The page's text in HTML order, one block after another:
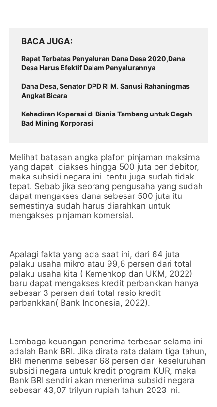
BACA JUGA
Rapat Terbatas Penyaluran Dana Desa 2020,Dana
Desa Harus Efektif Dalam Penyalurannya
Dana Desa, Senator DPD RI M. Sanusi Rahaningmas
Angkat Bicara
Kehadiran Koperasi di Bisnis Tambang untuk Cegah
Bad Mining Korporasi
Melihat batasan angka plafon pinjaman maksimal
yang dapat diakses hingga 500 juta per debitor,
maka subsidi negara ini tentu juga sudah tidak
tepat. Sebab jika seorang pengusaha yang sudah
dapat mengakses dana sebesar 500 juta itu
semestinya sudah harus diarahkan untuk
mengakses pinjaman komersial.
Apalagi fakta yang ada saat ini, dari 64 juta
pelaku usaha mikro atau 99,6 persen dari total
pelaku usaha kita ( Kemenkop dan UKM, 2022)
baru dapat mengakses kredit perbankkan hanya
sebesar 3 persen dari total rasio kredit
perbankkan( Bank Indonesia, 2022).
Lembaga keuangan penerima terbesar selama ini
adalah Bank BRI. Jika dirata rata dalam tiga tahun,
BRI menerima sebesar 68 persen dari keseluruhan
subsidi negara untuk kredit program KUR, maka
Bank BRI sendiri akan menerima subsidi negara
sebesar 43,07 trilyun rupiah tahun 2023 ini.